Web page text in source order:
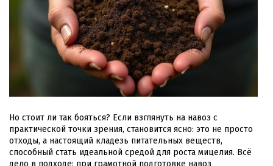
Но стоит ли так бояться? Если взглянуть на навоз с
практической точки зрения, становится ясно: это не просто
отходы, а настоящий кладезь питательных веществ,
способный стать идеальной средой для роста мицелия. Всё